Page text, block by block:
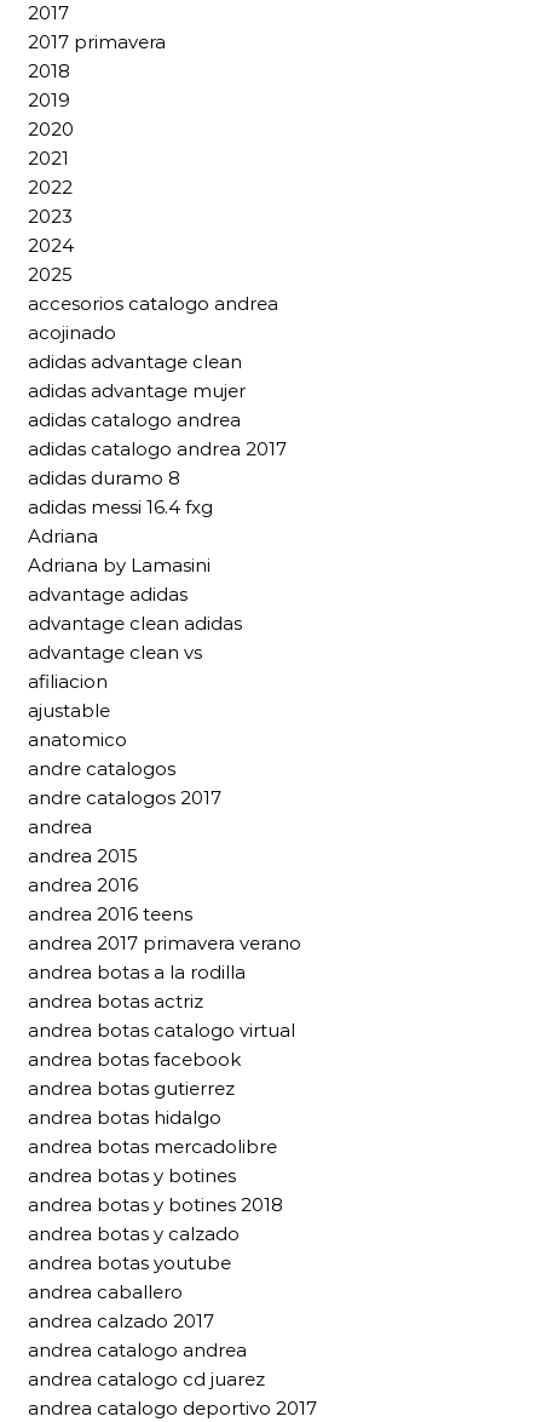
2017
2017 primavera
2018
2019
2020
2021
2022
2023
2024
2025
accesorios catalogo andrea
acojinado
adidas advantage clean
adidas advantage mujer
adidas catalogo andrea
adidas catalogo andrea 2017
adidas duramo 8
adidas messi 16.4 fxg
Adriana
Adriana by Lamasini
advantage adidas
advantage clean adidas
advantage clean vs
afiliacion
ajustable
anatomico
andre catalogos
andre catalogos 2017
andrea
andrea 2015
andrea 2016
andrea 2016 teens
andrea 2017 primavera verano
andrea botas a la rodilla
andrea botas actriz
andrea botas catalogo virtual
andrea botas facebook
andrea botas gutierrez
andrea botas hidalgo
andrea botas mercadolibre
andrea botas y botines
andrea botas y botines 2018
andrea botas y calzado
andrea botas youtube
andrea caballero
andrea calzado 2017
andrea catalogo andrea
andrea catalogo cd juarez
andrea catalogo deportivo 2017